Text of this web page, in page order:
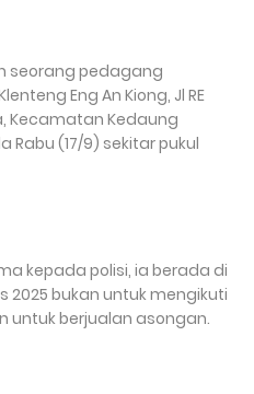
seorang pedagang
Eng An Kiong, Jl RE
Kecamatan Kedaung
Rabu (17/9) sekitar pukul
kepada polisi, ia berada di
2025 bukan untuk mengikuti
untuk berjualan asongan.